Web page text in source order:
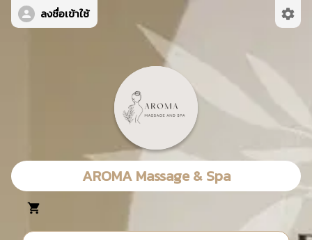
ลงชื่อเข้าใช้
AROMA Massage & Spa